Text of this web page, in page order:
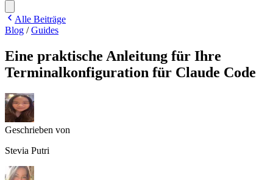
Alle Beiträge
Blog /Guides
Eine praktische Anleitung für Ihre
Terminalkonfiguration für Claude Code
Geschrieben von
Stevia Putri